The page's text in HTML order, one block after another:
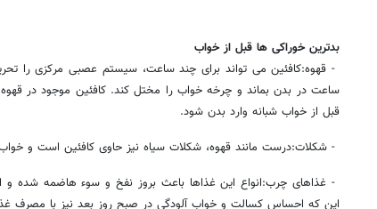
بدترین خوراکی ها قبل از خواب
ساعت در بدن بماند و چرخه خواب را مختل کند. کافئین موجود در
قبل از خواب شبانه وارد بدن شود.
- شکلات:درست مانند قهوه، شکلات سیاه نیز حاوی کافئین است و
- غذاهای چرب:انواع این غذاها باعث بروز نفخ و سوء هاضمه شده
این که احساس کسالت و خواب آلودگی در صبح روز بعد نیز با مصرف